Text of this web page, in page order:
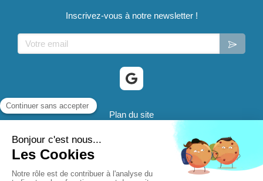
Inscrivez-vous à notre newsletter !
Votre email
Plan du site
® 2024 CD@C - Cap Developpement Conseil sont des
marques déposées.